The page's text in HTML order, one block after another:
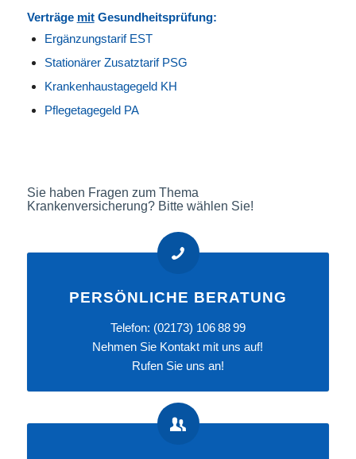
Verträge mitGesundheitsprüfung:
Ergänzungstarif EST
Stationärer Zusatztarif PSG
Krankenhaustagegeld KH
Pflegetagegeld PA
Sie haben Fragen zum Thema
Krankenversicherung? Bitte wählen Sie!
PERSÖNLICHE BERATUNG
Telefon: (02173) 106 88 99
Nehmen Sie Kontakt mit uns auf!
Rufen Sie uns an!